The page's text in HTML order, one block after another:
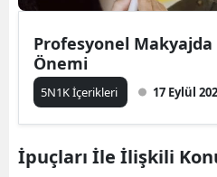
Profesyonel Makyajda
Önemi
5N1K İçerikleri 17 Eylül
İpuçları İle İlişkili